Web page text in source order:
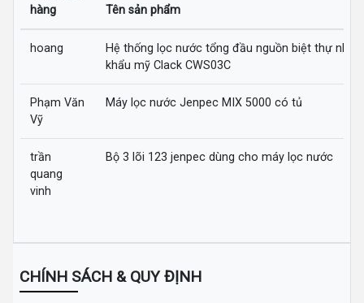
hàng
Tên sản phẩm
hoang
Hệ thống lọc nước tổng đầu nguồn biệt thự nhập
khẩu mỹ Clack CWS03C
Phạm Văn
Vỹ
Máy lọc nước Jenpec MIX 5000 có tủ
trần
quang
vinh
Bộ 3 lõi 123 jenpec dùng cho máy lọc nước
CHÍNH SÁCH & QUY ĐỊNH